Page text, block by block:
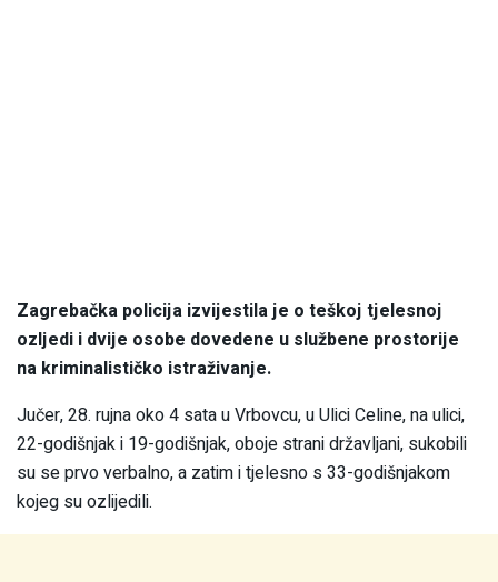
Zagrebačka policija izvijestila je o teškoj tjelesnoj
ozljedi i dvije osobe dovedene u službene prostorije
na kriminalističko istraživanje.
Jučer, 28. rujna oko 4 sata u Vrbovcu, u Ulici Celine, na ulici,
22-godišnjak i 19-godišnjak, oboje strani državljani, sukobili
su se prvo verbalno, a zatim i tjelesno s 33-godišnjakom
kojeg su ozlijedili.